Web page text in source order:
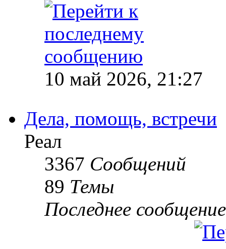
10 май 2026, 21:27
Дела, помощь, встречи
Реал
3367 Сообщений
89 Темы
Последнее сообщение